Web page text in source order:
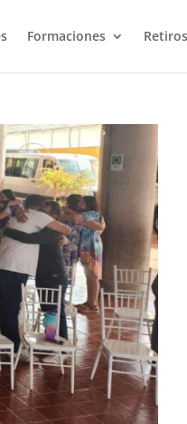
Formaciones Retiros